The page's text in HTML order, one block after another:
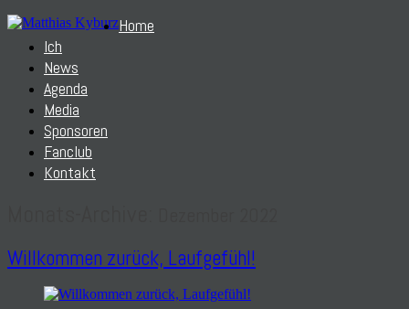
Home
Ich
News
Agenda
Media
Sponsoren
Fanclub
Kontakt
Willkommen zurück, Laufgefühl!